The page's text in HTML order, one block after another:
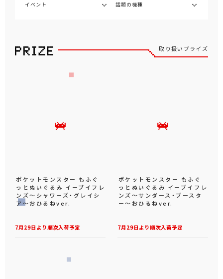
イベント 話題の機種
取り扱いプライズ
7月29日より順次入荷予定
ポケットモンスター もふぐ
っとぬいぐるみ イーブイフレ
ンズ～シャワーズ・グレイシ
ア～おひるねver.
7月29日より順次入荷予定
ポケットモンスター もふぐ
っとぬいぐるみ イーブイフレ
ンズ～サンダース・ブースタ
ー～おひるねver.